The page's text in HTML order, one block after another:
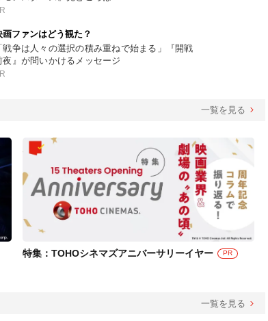
画ファンはどう観た？
戦争は人々の選択の積み重ねで始まる」『開戦
夜』が問いかけるメッセージ
一覧を見る
特集：TOHOシネマズアニバーサリーイヤー PR
一覧を見る